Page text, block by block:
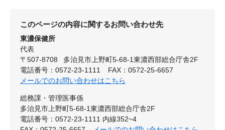
このページの内容に関するお問い合わせ先
東濃保健所
代表
〒507-8708
多治見市上野町5-68-1東濃西部総合庁舎2F
電話番号：0572-23-1111
FAX：0572-25-6657
メールでのお問い合わせはこちら
総務課・管理医事係
多治見市上野町5-68-1東濃西部総合庁舎2F
電話番号：0572-23-1111 内線352~4